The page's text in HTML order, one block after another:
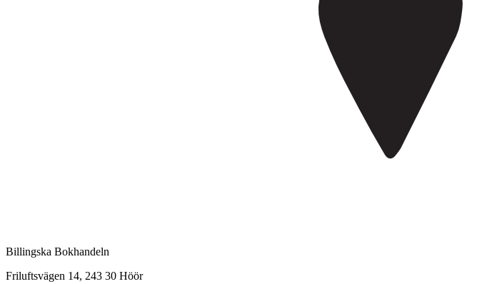
Billingska Bokhandeln
Friluftsvägen 14, 243 30 Höör